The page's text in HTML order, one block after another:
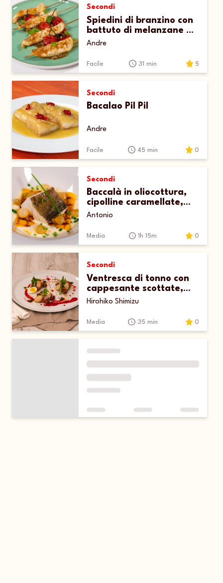
Secondi
Spiedini di branzino con
battuto di melanzane e
pomodori al forno
Andre
Facile 31 min 5
Secondi
Bacalao Pil Pil
Andre
Facile 45 min 0
Secondi
Baccalà in oliocottura,
cipolline caramellate,
polenta alla piastra e
Antonio
Media 1h 15m 0
Secondi
Ventresca di tonno con
cappesante scottate,
scampi e alici
Hirohiko Shimizu
Media 35 min 0